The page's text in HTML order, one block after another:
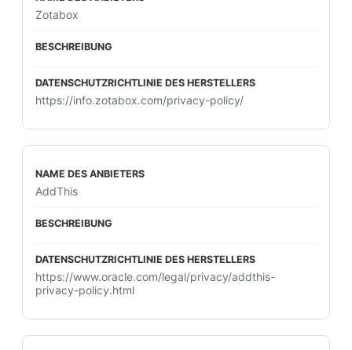
Zotabox
https://info.zotabox.com/privacy-policy/
AddThis
https://www.oracle.com/legal/privacy/addthis-
privacy-policy.html